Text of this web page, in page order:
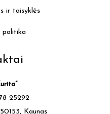
ir taisyklės
politika
25292
Kaunas